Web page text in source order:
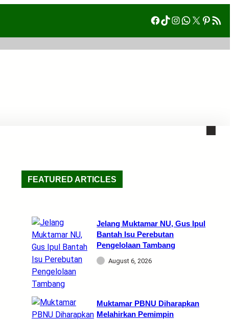
Facebook
TikTok
Instagram
X RSS
FEATURED ARTICLES
Jelang Muktamar NU, Gus Ipul
Bantah Isu Perebutan
Pengelolaan Tambang
August 6, 2026
Muktamar PBNU Diharapkan
Melahirkan Pemimpin